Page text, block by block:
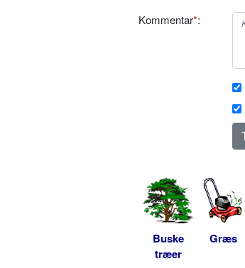
Kommentar*:
Buske
træer
Græs